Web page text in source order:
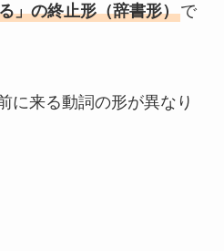
」の終止形（辞書形）で
に来る動詞の形が異なり